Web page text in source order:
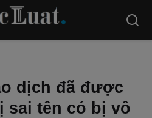
dịch đã được
sai tên có bị vô